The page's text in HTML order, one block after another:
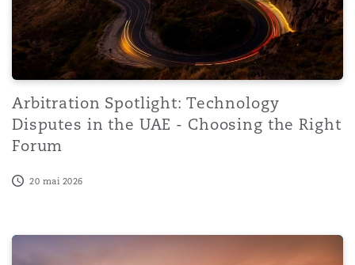
Arbitration Spotlight: Technology
Disputes in the UAE - Choosing the Right
Forum
20 mai 2026
20 years in Abu Dhabi | Episode 5 | Arbitration and